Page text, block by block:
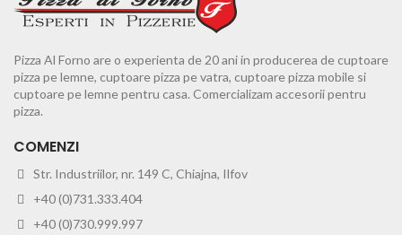
Pizza Al Forno are o experienta de 20 ani in producerea de cuptoare
pizza pe lemne, cuptoare pizza pe vatra, cuptoare pizza mobile si
cuptoare pe lemne pentru casa. Comercializam accesorii pentru
pizza.
COMENZI
Str. Industriilor, nr. 149 C, Chiajna, Ilfov
+40 (0)731.333.404
+40 (0)730.999.997